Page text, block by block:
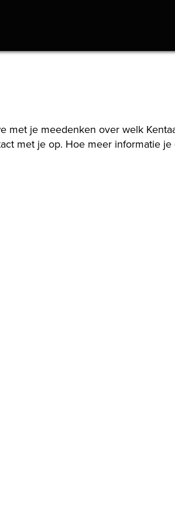
je meedenken over welk
met je op. Hoe meer informatie